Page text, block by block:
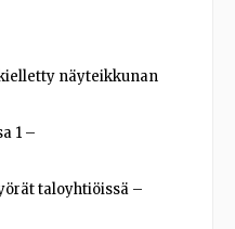
näyteikkunan
1 –
taloyhtiöissä –